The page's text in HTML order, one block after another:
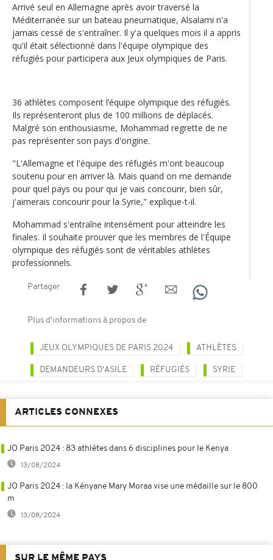
Arrivé seul en Allemagne après avoir traversé la
Méditerranée sur un bateau pneumatique, Alsalami n'a
jamais cessé de s'entraîner. Il y'a quelques mois il a appris
qu'il était sélectionné dans l'équipe olympique des
réfugiés pour participera aux Jeux olympiques de Paris.
36 athlètes composent l’équipe olympique des réfugiés.
Ils représenteront plus de 100 millions de déplacés.
Malgré son enthousiasme, Mohammad regrette de ne
pas représenter son pays d'origine.
"L'Allemagne et l'équipe des réfugiés m'ont beaucoup
soutenu pour en arriver là. Mais quand on me demande
pour quel pays ou pour qui je vais concourir, bien sûr,
j'aimerais concourir pour la Syrie," explique-t-il.
Mohammad s'entraîne intensément pour atteindre les
finales. Il souhaite prouver que les membres de l'Équipe
olympique des réfugiés sont de véritables athlètes
professionnels.
Partager
Plus d'informations à propos de
JEUX OLYMPIQUES DE PARIS 2024 ATHLÈTES
DEMANDEURS D'ASILE RÉFUGIÉS SYRIE
ARTICLES CONNEXES
JO Paris 2024 : 83 athlètes dans 6 disciplines pour le Kenya
13/08/2024
JO Paris 2024 : la Kényane Mary Moraa vise une médaille sur le 800
m
13/08/2024